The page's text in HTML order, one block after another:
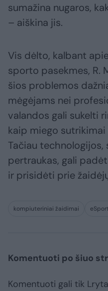
sumažina nugaros,
– aiškina jis.
Vis dėlto, kalbant
sporto pasekmes, R.
šios problemos
mėgėjams nei
valandos gali sukelti
kaip miego
Tačiau technologijos,
pertraukas, gali
ir prisidėti prie
kompiuteriniai žaidimai
Komentuoti po šiuo
Komentuoti gali tik